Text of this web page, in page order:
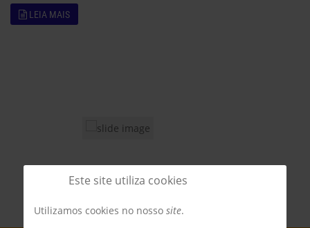
LEIA MAIS
Este site utiliza cookies
Utilizamos cookies no nosso site.